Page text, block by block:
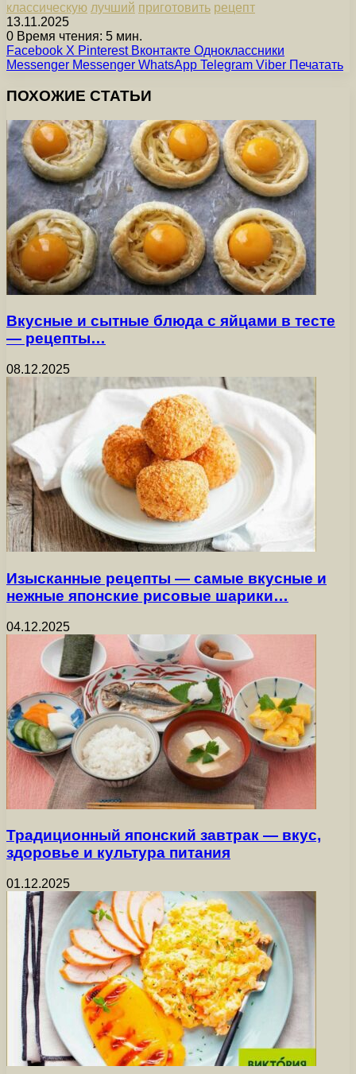
классическую лучший приготовить рецепт
13.11.2025
0 Время чтения: 5 мин.
Facebook X Pinterest Вконтакте Одноклассники
Messenger Messenger WhatsApp Telegram Viber Печатать
ПОХОЖИЕ СТАТЬИ
Вкусные и сытные блюда с яйцами в тесте
— рецепты…
08.12.2025
Изысканные рецепты — самые вкусные и
нежные японские рисовые шарики…
04.12.2025
Традиционный японский завтрак — вкус,
здоровье и культура питания
01.12.2025